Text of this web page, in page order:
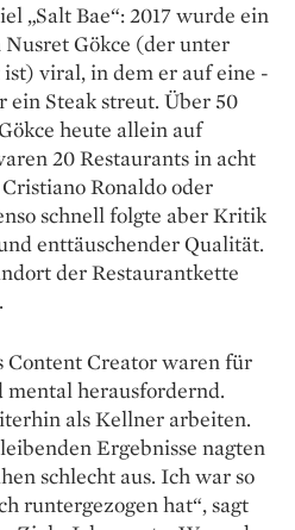
„Salt Bae“: 2017 wurde ein
Nusret Gökce (der unter
ist) viral, in dem er auf eine
Steak streut. Über 50
heute allein auf
20 Restaurants in acht
Ronaldo oder
schnell folgte aber Kritik
enttäuschender Qualität.
der Restaurantkette
Content Creator waren für
herausfordernd.
als Kellner arbeiten.
Ergebnisse nagten
schlecht aus. Ich war so
runtergezogen hat“, sagt